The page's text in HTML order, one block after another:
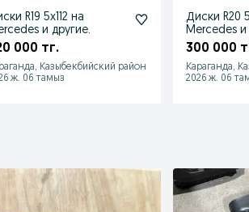
R19 5x112 на
и другие.
000 тг.
Казыбекбийский район
ж. 06 тамыз
Диски R20
Mercedes и
300 000
Караганда,
2026 ж. 06